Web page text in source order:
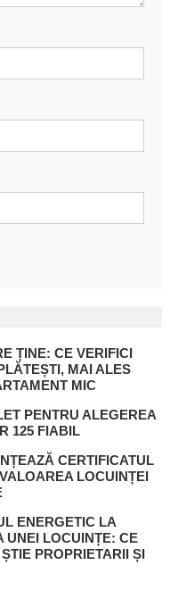
ȚINE: CE VERIFICI
MAI ALES
MIC
PENTRU ALEGEREA
125 FIABIL
CERTIFICATUL
LOCUINȚEI
ENERGETIC LA
UNEI LOCUINȚE: CE
PROPRIETARII ȘI